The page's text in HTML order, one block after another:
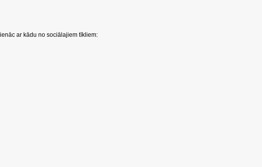
ar kādu no sociālajiem tīkliem: